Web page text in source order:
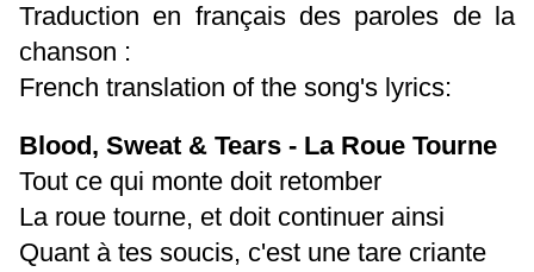
Traduction en français des paroles de la
chanson :
French translation of the song's lyrics:
Blood, Sweat & Tears - La Roue Tourne
Tout ce qui monte doit retomber
La roue tourne, et doit continuer ainsi
Quant à tes soucis, c'est une tare criante